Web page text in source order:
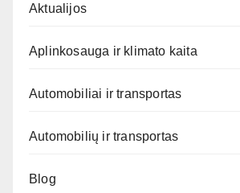
Aktualijos
Aplinkosauga ir klimato kaita
Automobiliai ir transportas
Automobilių ir transportas
Blog